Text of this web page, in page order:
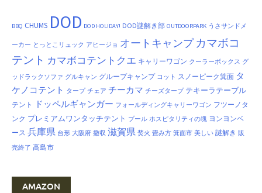
BBQ CHUMS DOD DOD HOLIDAY! DOD謎解き部 OUTDOORPARK うさサンドメ
ーカー とっとこリュック アヒージョ オートキャンプ カマボコ
テント カマボコテントクエ キャリーワゴン クーラーボックス グ
ッドラックソファ グルキャン グループキャンプ コット スノーピーク箕面 タ
ケノコテント タープ チェア チーカマ チーズタープ テキーラテーブル
テント ドッペルギャンガー フォールディングキャリーワゴン フツーノタ
ンク プレミアムワンタッチテント プール ホスピタリティの塊 ヨンヨンベ
ース 兵庫県 台形 大阪府 撤収 滋賀県 焚火 畳み方 箕面市 美しい 謎解き 販
売終了 高島市
AMAZON